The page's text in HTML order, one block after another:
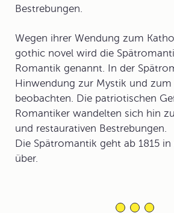
Bestrebungen.
Wegen ihrer Wendung zum
gothic novel wird die
Romantik genannt. In der
Hinwendung zur Mystik und
beobachten. Die patriotischen
Romantiker wandelten sich hin
und restaurativen Bestrebungen.
Die Spätromantik geht ab 1815
über.